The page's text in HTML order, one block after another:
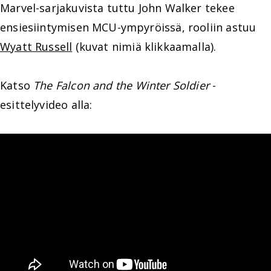
Marvel-sarjakuvista tuttu John Walker tekee
ensiesiintymisen MCU-ympyröissä, rooliin astuu
Wyatt Russell (kuvat nimiä klikkaamalla).
Katso The Falcon and the Winter Soldier-
esittelyvideo alla: